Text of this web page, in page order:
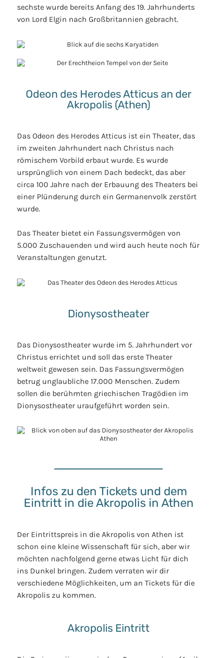
sechste wurde bereits Anfang des 19. Jahrhunderts
von Lord Elgin nach Großbritannien gebracht.
Odeon des Herodes Atticus an der
Akropolis (Athen)
Das Odeon des Herodes Atticus ist ein Theater, das
im zweiten Jahrhundert nach Christus nach
römischem Vorbild erbaut wurde. Es wurde
ursprünglich von einem Dach bedeckt, das aber
circa 100 Jahre nach der Erbauung des Theaters bei
einer Plünderung durch ein Germanenvolk zerstört
wurde.
Das Theater bietet ein Fassungsvermögen von
5.000 Zuschauenden und wird auch heute noch für
Veranstaltungen genutzt.
Dionysostheater
Das Dionysostheater wurde im 5. Jahrhundert vor
Christus errichtet und soll das erste Theater
weltweit gewesen sein. Das Fassungsvermögen
betrug unglaubliche 17.000 Menschen. Zudem
sollen die berühmten griechischen Tragödien im
Dionysostheater uraufgeführt worden sein.
Infos zu den Tickets und dem
Eintritt in die Akropolis in Athen
Der Eintrittspreis in die Akropolis von Athen ist
schon eine kleine Wissenschaft für sich, aber wir
möchten nachfolgend gerne etwas Licht für dich
ins Dunkel bringen. Zudem verraten wir dir
verschiedene Möglichkeiten, um an Tickets für die
Akropolis zu kommen.
Akropolis Eintritt